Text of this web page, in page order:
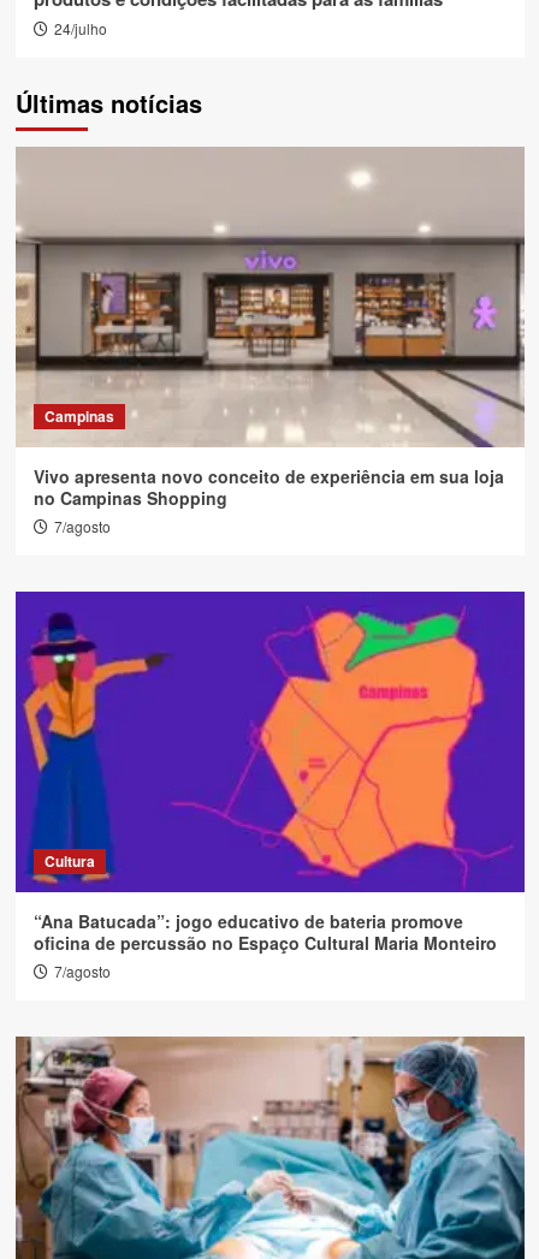
24/julho
Últimas notícias
Campinas
Vivo apresenta novo conceito de experiência em sua loja
no Campinas Shopping
7/agosto
Cultura
“Ana Batucada”: jogo educativo de bateria promove
oficina de percussão no Espaço Cultural Maria Monteiro
7/agosto